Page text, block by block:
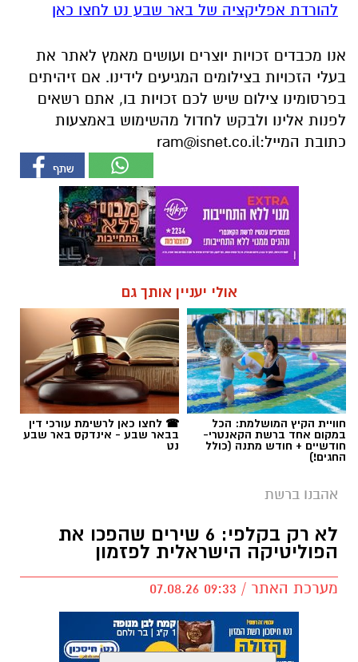
להורדת אפליקציה של באר שבע נט לחצו כאן
אנו מכבדים זכויות יוצרים ועושים מאמץ לאתר את
בעלי הזכויות בצילומים המגיעים לידינו. אם זיהיתים
בפרסומינו צילום שיש לכם זכויות בו, אתם רשאים
לפנות אלינו ולבקש לחדול מהשימוש באמצעות
כתובת המייל:ram@isnet.co.il
אולי יעניין אותך גם
חוויית הקיץ המושלמת: הכל
במקום אחד ברשת הקאנטרי-
חודשיים + חודש מתנה (כולל
החגים!)
☎ לחצו כאן לרשימת עורכי דין
בבאר שבע - אינדקס באר שבע
נט
אהבנו ברשת
לא רק בקלפי: 6 שירים שהפכו את
הפוליטיקה הישראלית לפזמון
מערכת האתר / 09:33 07.08.26